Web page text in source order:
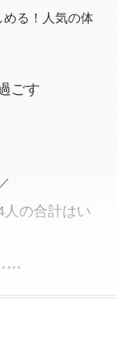
める！人気の体
ごす
の合計はい